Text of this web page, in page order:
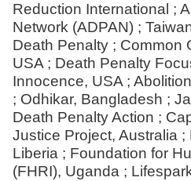
Reduction International ;
Network (ADPAN) ;
Death Penalty ; Common
USA ; Death Penalty
Innocence, USA ;
; Odhikar, Bangladesh ;
Death Penalty Action ;
Justice Project, Australia
Liberia ; Foundation for
(FHRI), Uganda ;